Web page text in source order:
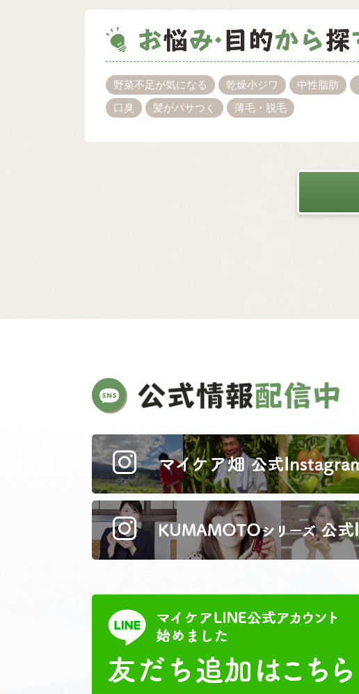
野菜不足が気になる 乾燥小ジワ 中性脂肪
口臭
髪がパサつく 薄毛・脱毛